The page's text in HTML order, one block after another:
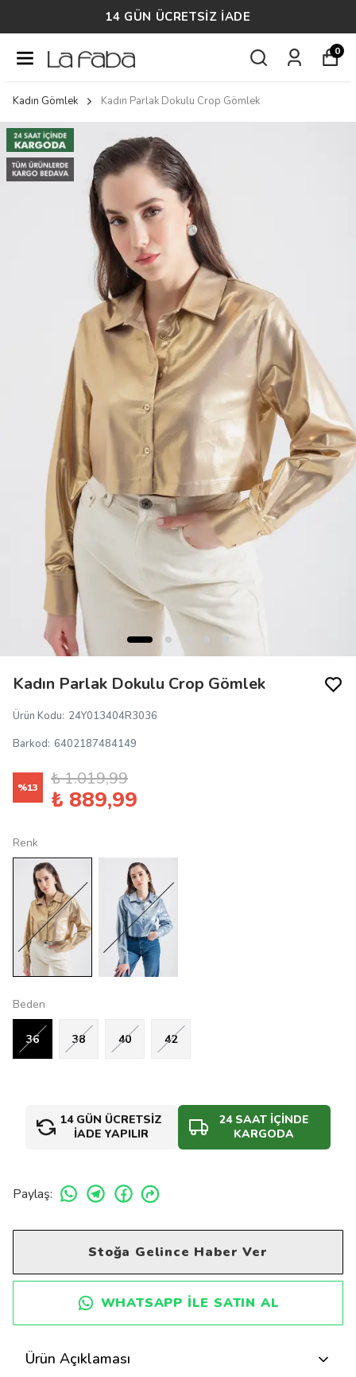
14 GÜN ÜCRETSİZ İADE
0
Kadın Gömlek Kadın Parlak Dokulu Crop Gömlek
Kadın Parlak Dokulu Crop Gömlek
Ürün Kodu: 24Y013404R3036
Barkod: 6402187484149
%13 ₺ 1.019,99
₺ 889,99
Renk
Beden
36 38 40 42
14 GÜN ÜCRETSİZ
İADE YAPILIR
24 SAAT İÇİNDE
KARGODA
Paylaş:
Stoğa Gelince Haber Ver
WHATSAPP ILE SATIN AL
Ürün Açıklaması